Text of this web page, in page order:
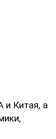
и Китая, а